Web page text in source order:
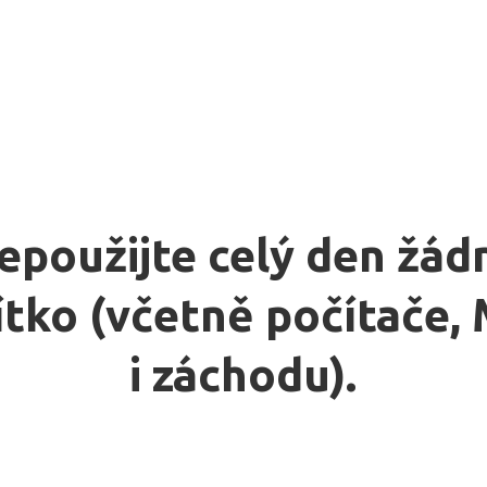
celý den
(včetně počítače,
i záchodu).